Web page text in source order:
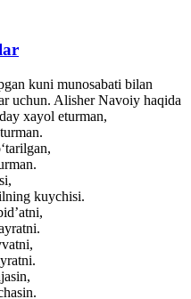
kuni munosabati bilan
uchun. Alisher Navoiy haqida
xayol eturman,
kuychisi.